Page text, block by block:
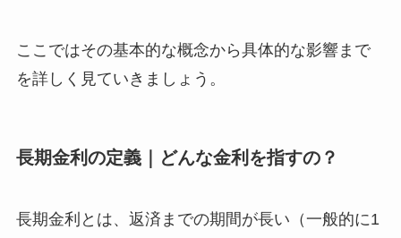
ここではその基本的な概念から具体的な影響まで
を詳しく見ていきましょう。
長期金利の定義｜どんな金利を指すの？
長期金利とは、返済までの期間が長い（一般的に1